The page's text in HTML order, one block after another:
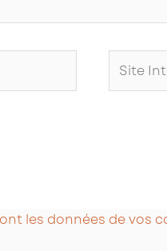
Internet
les données de vos